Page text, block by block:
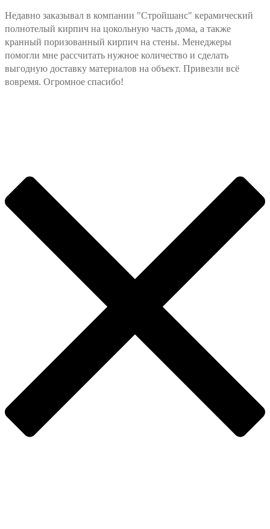
Недавно заказывал в компании "Стройшанс" керамический
полнотелый кирпич на цокольную часть дома, а также
кранный поризованный кирпич на стены. Менеджеры
помогли мне рассчитать нужное количество и сделать
выгодную доставку материалов на объект. Привезли всё
вовремя. Огромное спасибо!